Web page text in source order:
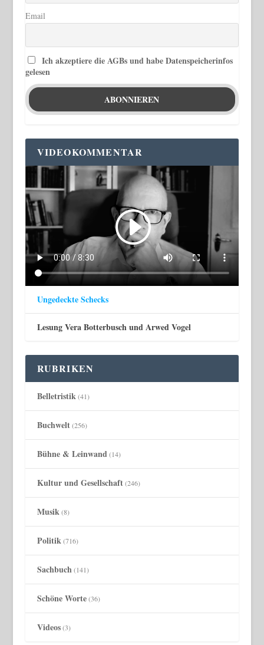
Email
Ich akzeptiere die AGBs und habe Datenspeicherinfos
gelesen
VIDEOKOMMENTAR
Ungedeckte Schecks
Lesung Vera Botterbusch und Arwed Vogel
RUBRIKEN
Belletristik (41)
Buchwelt(256)
Bühne & Leinwand (14)
Kultur und Gesellschaft(246)
Musik (8)
Politik (716)
Sachbuch (141)
Schöne Worte(36)
Videos(3)